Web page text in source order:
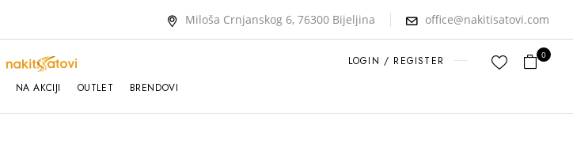
Miloša Crnjanskog 6, 76300 Bijeljina office@nakitisatovi.com
LOGIN / REGISTER 0
NA AKCIJI OUTLET BRENDOVI